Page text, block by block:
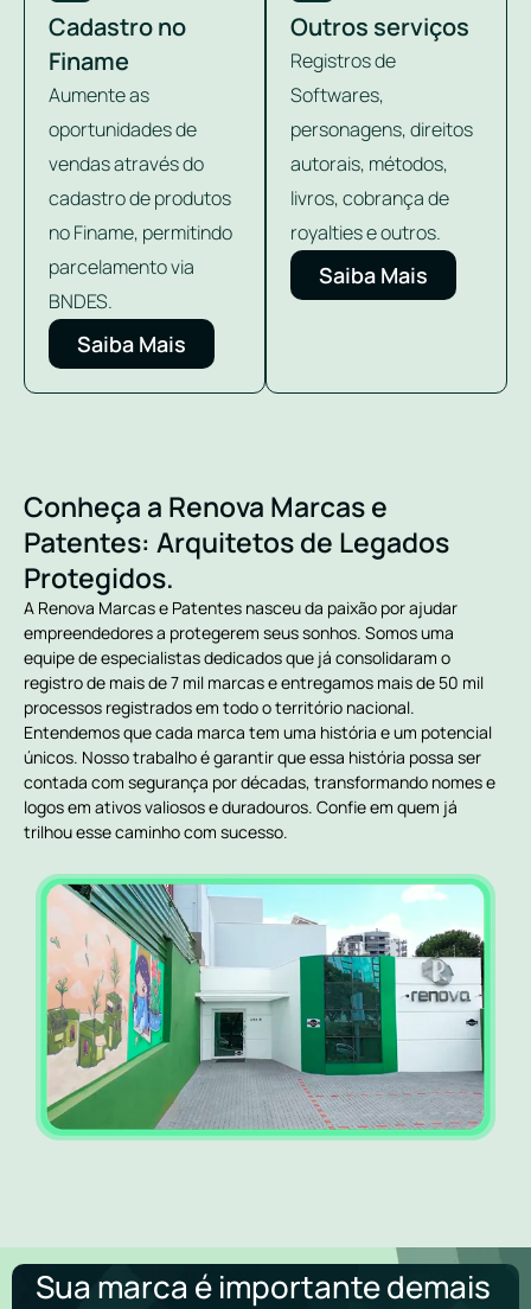
Cadastro no
Finame
Aumente as
oportunidades de
vendas através do
cadastro de produtos
no Finame, permitindo
parcelamento via
BNDES.
Saiba Mais
Outros serviços
Registros de
Softwares,
personagens, direitos
autorais, métodos,
livros, cobrança de
royalties e outros.
Saiba Mais
Conheça a Renova Marcas e
Patentes: Arquitetos de Legados
Protegidos.
A Renova Marcas e Patentes nasceu da paixão por ajudar
empreendedores a protegerem seus sonhos. Somos uma
equipe de especialistas dedicados que já consolidaram o
registro de mais de 7 mil marcas e entregamos mais de 50 mil
processos registrados em todo o território nacional.
Entendemos que cada marca tem uma história e um potencial
únicos. Nosso trabalho é garantir que essa história possa ser
contada com segurança por décadas, transformando nomes e
logos em ativos valiosos e duradouros. Confie em quem já
trilhou esse caminho com sucesso.
Sua marca é importante demais